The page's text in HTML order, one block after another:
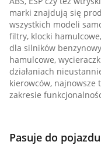
marki znajdują się
wszystkich modeli
filtry, klocki
dla silników
hamulcowe,
działaniach
kierowców, najnowsze
zakresie
Pasuje do pojazdu